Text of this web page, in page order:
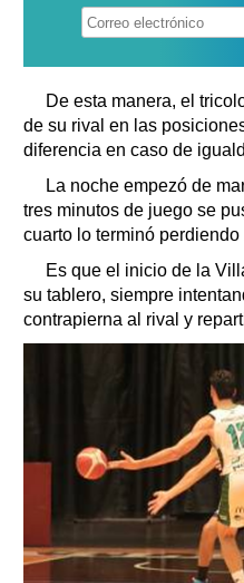
De esta manera, el
de su rival en las
diferencia en caso de
La noche empezó de
tres minutos de juego se
cuarto lo terminó perdiendo
Es que el inicio de la
su tablero, siempre
contrapierna al rival y